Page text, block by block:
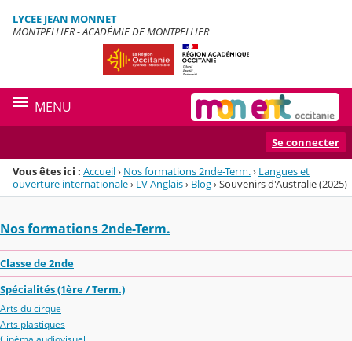
Menu de la rubrique
Contenu
LYCEE JEAN MONNET
MONTPELLIER - ACADÉMIE DE MONTPELLIER
MENU
Se connecter
Vous êtes ici : Accueil› Nos formations 2nde-Term.› Langues et
ouverture internationale› LV Anglais› Blog›Souvenirs d'Australie (2025)
Nos formations 2nde-Term.
Classe de 2nde
Spécialités (1ère / Term.)
Arts du cirque
Arts plastiques